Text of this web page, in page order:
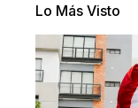
Lo Más Visto